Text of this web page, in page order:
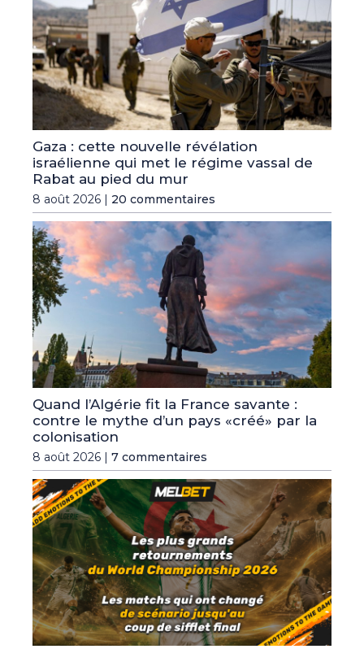
Gaza : cette nouvelle révélation
israélienne qui met le régime vassal de
Rabat au pied du mur
8 août 2026 | 20 commentaires
Quand l’Algérie fit la France savante :
contre le mythe d’un pays «créé» par la
colonisation
8 août 2026 | 7 commentaires